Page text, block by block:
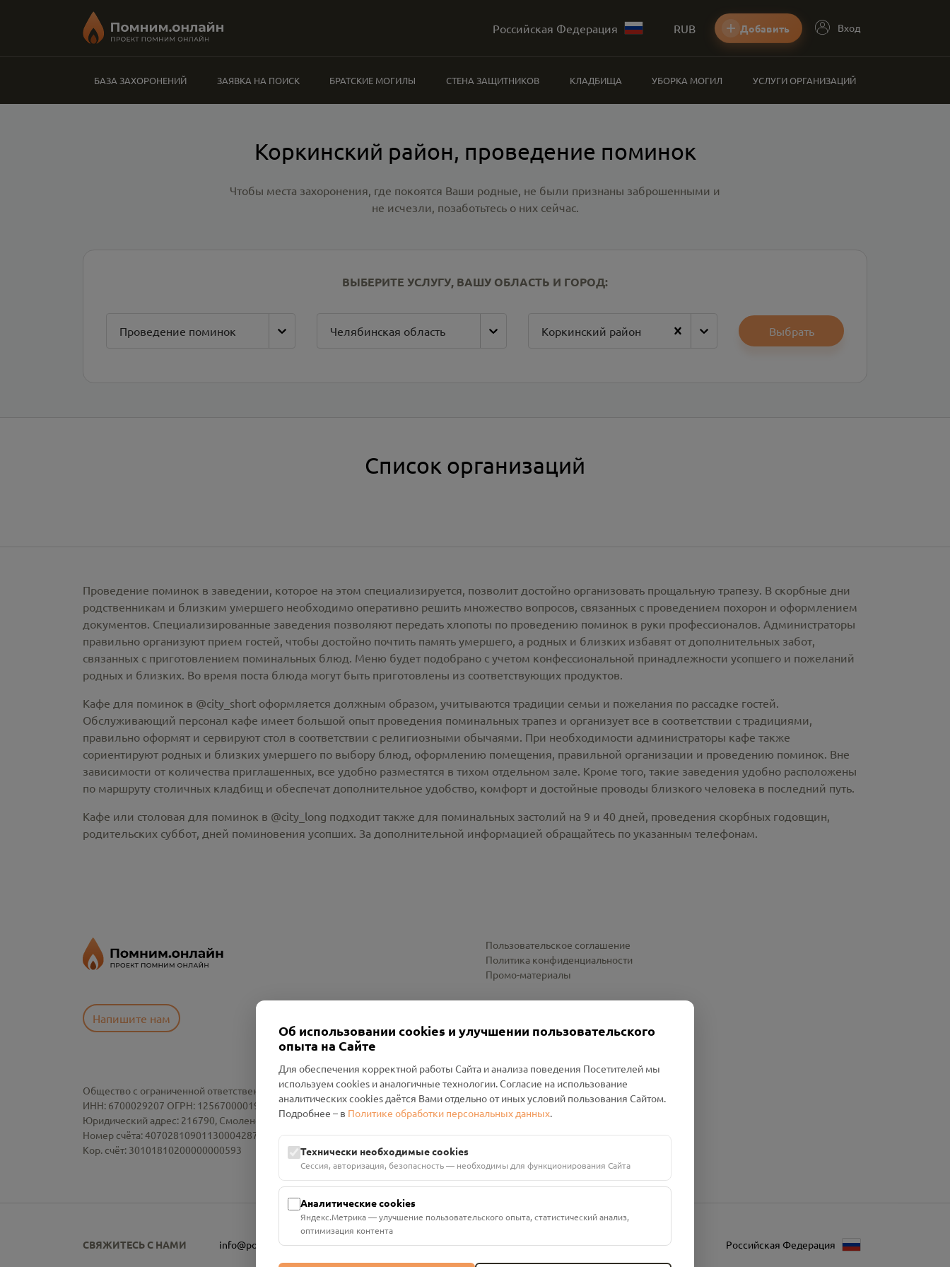
Российская Федерация RUB Добавить Вход
БАЗА ЗАХОРОНЕНИЙ ЗАЯВКА НА ПОИСК БРАТСКИЕ МОГИЛЫ СТЕНА ЗАЩИТНИКОВ КЛАДБИЩА УБОРКА МОГИЛ УСЛУГИ ОРГАНИЗАЦИЙ
Коркинский район, проведение поминок
Чтобы места захоронения, где покоятся Ваши родные, не были признаны заброшенными и
не исчезли, позаботьтесь о них сейчас.
ВЫБЕРИТЕ УСЛУГУ, ВАШУ ОБЛАСТЬ И ГОРОД:
Проведение поминок Челябинская область Коркинский район Выбрать
Список организаций
Проведение поминок в заведении, которое на этом специализируется, позволит достойно организовать прощальную трапезу. В скорбные дни
родственникам и близким умершего необходимо оперативно решить множество вопросов, связанных с проведением похорон и оформлением
документов. Специализированные заведения позволяют передать хлопоты по проведению поминок в руки профессионалов. Администраторы
правильно организуют прием гостей, чтобы достойно почтить память умершего, а родных и близких избавят от дополнительных забот,
связанных с приготовлением поминальных блюд. Меню будет подобрано с учетом конфессиональной принадлежности усопшего и пожеланий
родных и близких. Во время поста блюда могут быть приготовлены из соответствующих продуктов.
Кафе для поминок в @city_short оформляется должным образом, учитываются традиции семьи и пожелания по рассадке гостей.
Обслуживающий персонал кафе имеет большой опыт проведения поминальных трапез и организует все в соответствии с традициями,
правильно оформят и сервируют стол в соответствии с религиозными обычаями. При необходимости администраторы кафе также
сориентируют родных и близких умершего по выбору блюд, оформлению помещения, правильной организации и проведению поминок. Вне
зависимости от количества приглашенных, все удобно разместятся в тихом отдельном зале. Кроме того, такие заведения удобно расположены
по маршруту столичных кладбищ и обеспечат дополнительное удобство, комфорт и достойные проводы близкого человека в последний путь.
Кафе или столовая для поминок в @city_long подходит также для поминальных застолий на 9 и 40 дней, проведения скорбных годовщин,
родительских суббот, дней поминовения усопших. За дополнительной информацией обращайтесь по указанным телефонам.
Напишите нам
Пользовательское соглашение
Политика конфиденциальности
Промо-материалы
Общество с ограниченной ответственностью «Смоленский Проект Помним»
ИНН: 6700029207 ОГРН: 1256700001986
Юридический адрес: 216790, Смоленская область, р-н Руднянский, г. Рудня, улица Западная, д. 26А, пом. 18
Номер счёта: 40702810901130004287 в АО "АЛЬФА-БАНК"
Кор. счёт: 30101810200000000593
СВЯЖИТЕСЬ С НАМИ info@pomnim.online Российская Федерация
Об использовании cookies и улучшении пользовательского
опыта на Сайте
Для обеспечения корректной работы Сайта и анализа поведения Посетителей мы
используем cookies и аналогичные технологии. Согласие на использование
аналитических cookies даётся Вами отдельно от иных условий пользования Сайтом.
Подробнее – в Политике обработки персональных данных.
Технически необходимые cookies
Сессия, авторизация, безопасность — необходимы для функционирования Сайта
Аналитические cookies
Яндекс.Метрика — улучшение пользовательского опыта, статистический анализ,
оптимизация контента